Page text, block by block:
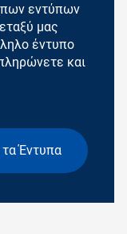
εντύπων
μας
έντυπο
και
Έντυπα